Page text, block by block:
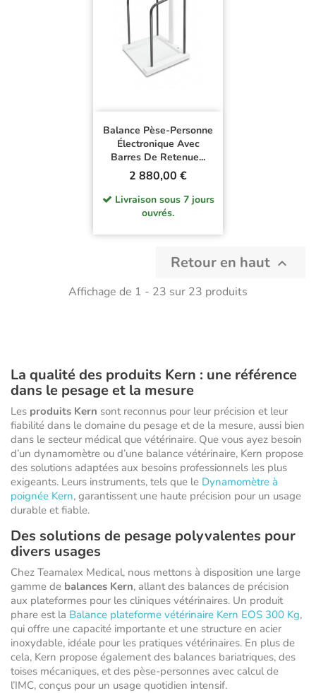
Balance Pèse-Personne
Électronique Avec
Barres De Retenue...
Prix
2 880,00 €
Livraison sous 7 jours
ouvrés.
Retour en haut 
Affichage de 1 - 23 sur 23 produits
La qualité des produits Kern : une référence
dans le pesage et la mesure
Les produits Kern sont reconnus pour leur précision et leur
fiabilité dans le domaine du pesage et de la mesure, aussi bien
dans le secteur médical que vétérinaire. Que vous ayez besoin
d’un dynamomètre ou d’une balance vétérinaire, Kern propose
des solutions adaptées aux besoins professionnels les plus
exigeants. Leurs instruments, tels que le Dynamomètre à
poignée Kern, garantissent une haute précision pour un usage
durable et fiable.
Des solutions de pesage polyvalentes pour
divers usages
Chez Teamalex Medical, nous mettons à disposition une large
gamme de balances Kern, allant des balances de précision
aux plateformes pour les cliniques vétérinaires. Un produit
phare est la Balance plateforme vétérinaire Kern EOS 300 Kg,
qui offre une capacité importante et une structure en acier
inoxydable, idéale pour les pratiques vétérinaires. En plus de
cela, Kern propose également des balances bariatriques, des
toises mécaniques, et des pèse-personnes avec calcul de
l’IMC, conçus pour un usage quotidien intensif.